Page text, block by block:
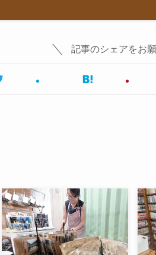
記事のシェアをお